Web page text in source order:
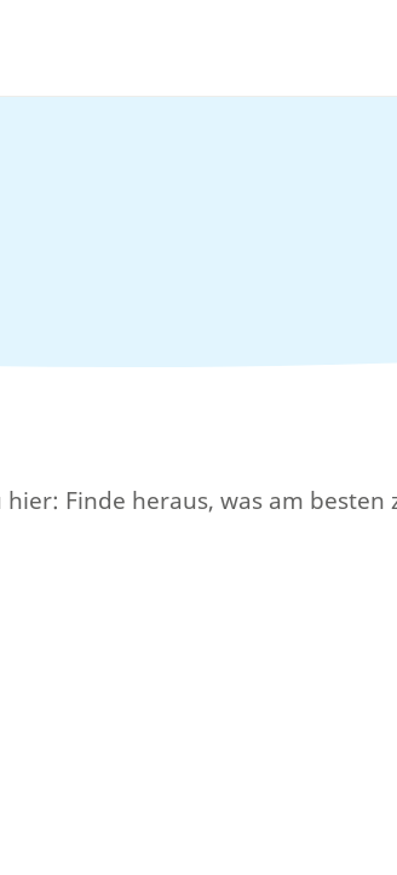
Finde heraus, was am besten